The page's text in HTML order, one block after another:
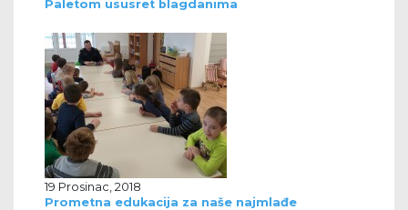
Paletom ususret blagdanima
19 Prosinac, 2018
Prometna edukacija za naše najmlađe